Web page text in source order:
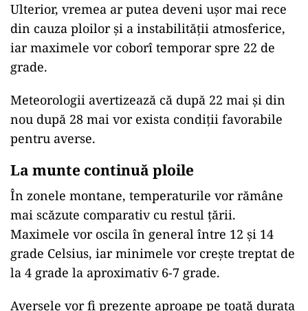
Ulterior, vremea ar putea deveni ușor mai rece
din cauza ploilor și a instabilității atmosferice,
iar maximele vor coborî temporar spre 22 de
grade.
Meteorologii avertizează că după 22 mai și din
nou după 28 mai vor exista condiții favorabile
pentru averse.
La munte continuă ploile
În zonele montane, temperaturile vor rămâne
mai scăzute comparativ cu restul țării.
Maximele vor oscila în general între 12 și 14
grade Celsius, iar minimele vor crește treptat de
la 4 grade la aproximativ 6-7 grade.
Aversele vor fi prezente aproape pe toată durata